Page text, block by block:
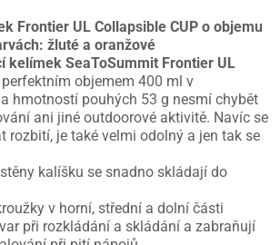
Frontier UL Collapsible CUP o objemu
žluté a oranžové
kelímek SeaToSummit Frontier UL
objemem 400 ml v
hmotností pouhých 53 g nesmí chybět
ani jiné outdoorové aktivitě. Navíc se
rozbití, je také velmi odolný a jen tak se
kalíšku se snadno skládají do
v horní, střední a dolní části
při rozkládání a skládání a zabraňují